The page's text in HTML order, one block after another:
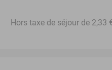
Hors taxe de séjour de